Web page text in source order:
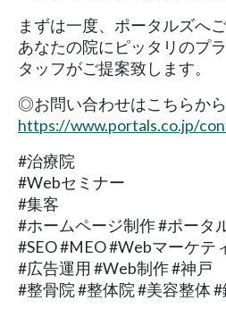
まずは一度、ポータルズへ
あなたの院にピッタリのプ
タッフがご提案致します。
◎お問い合わせはこちらから
https://www.portals.co.jp/
#治療院
#Webセミナー
#集客
#ホームページ制作 #ポータ
#SEO #MEO #Webマーケテ
#広告運用 #Web制作 #神戸
#整骨院 #整体院 #美容整体